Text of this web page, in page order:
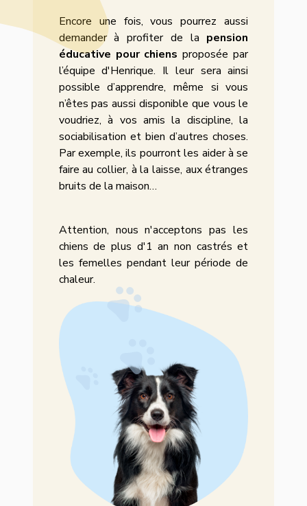
Encore une fois, vous pourrez aussi
demander à profiter de la pension
éducative pour chiensproposée par
l’équipe d'Henrique. Il leur sera ainsi
possible d’apprendre, même si vous
n’êtes pas aussi disponible que vous le
voudriez, à vos amis la discipline, la
sociabilisation et bien d’autres choses.
Par exemple, ils pourront les aider à se
faire au collier, à la laisse, aux étranges
bruits de la maison…
Attention, nous n'acceptons pas les
chiens de plus d'1 an non castrés et
les femelles pendant leur période de
chaleur.